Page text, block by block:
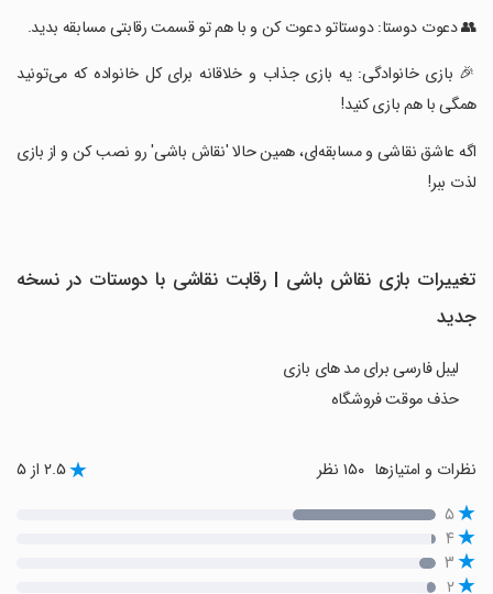
‏👥 دعوت دوستا: دوستاتو دعوت کن و با هم تو قسمت رقابتی مسابقه بدید.
‏🎉 بازی خانوادگی: یه بازی جذاب و خلاقانه برای کل خانواده که می‌تونید
همگی با هم بازی کنید!
‏اگه عاشق نقاشی و مسابقه‌ای، همین حالا 'نقاش باشی' رو نصب کن و از بازی
لذت ببر!
تغییرات بازی نقاش باشی | رقابت نقاشی با دوستات در نسخه
جدید
لیبل فارسی برای مد های بازی
حذف موقت فروشگاه
نظرات و امتیازها ۲.۵ از ۵
۵
۴
۳
۲